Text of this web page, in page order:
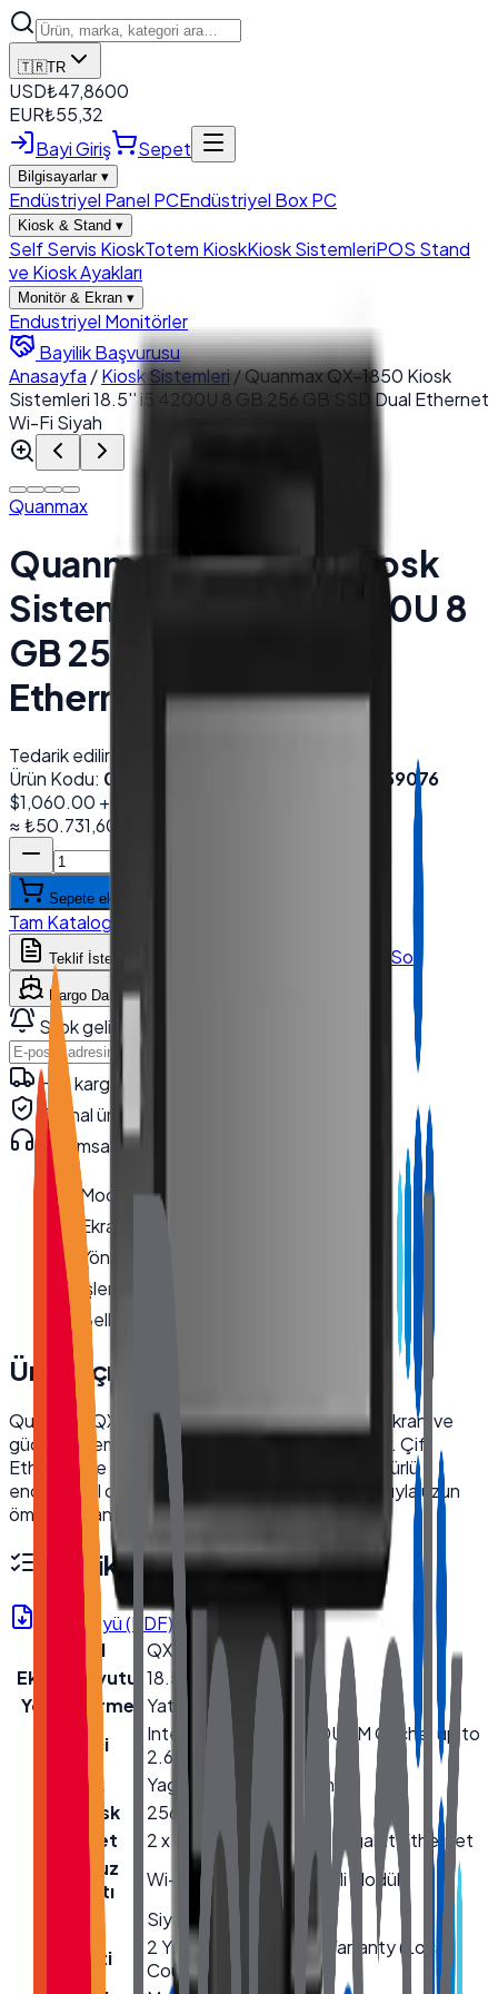
🇹🇷TR
USD₺47,8600
EUR₺55,32
Bayi Giriş
Sepet
Bilgisayarlar ▾
Endüstriyel Panel PCEndüstriyel Box PC
Kiosk & Stand ▾
Self Servis KioskTotem KioskKiosk SistemleriPOS Stand
ve Kiosk Ayakları
Monitör & Ekran ▾
Endustriyel Monitörler
Bayilik Başvurusu
Anasayfa /Kiosk Sistemleri/Quanmax QX-1850 Kiosk
Sistemleri 18.5'' i5 4200U 8 GB 256 GB SSD Dual Ethernet
Wi-Fi Siyah
Quanmax
Quanmax QX-1850 Kiosk
Sistemleri 18.5'' i5 4200U 8
GB 256 GB SSD Dual
Ethernet Wi-Fi Siyah
Tedarik edilir
Ürün Kodu: 002049
8684278859076
$1,060.00 + KDV
≈₺50.731,60
Sepete ekle
Tam Katalog
Teklif İste WhatsApp'tan Sor
Kargo Dahil Fiyat Hesapla
Stok gelince haber ver
Hızlı kargo · kurumsal teslimat
Orijinal ürün · garanti
Kurumsal teknik destek
Model :QX-1850
Ekran Boyutu
Yönlendirme
İşlemci
Bellek
Ürün Açıklaması
Quanmax QX-1850 endüstriyel kiosk, 18.5 inç ekranı ve
güçlü I5 işlemcisiyle kesintisiz performans sunar. Çift
Ethernet ve Wi-Fi bağlantı seçenekleriyle her türlü
endüstriyel ortama uyum sağlar. Dayanıklı yapısıyla uzun
ömürlü kullanım için idealdir.
Teknik Özellikler
Ürün Föyü (PDF)
Model
QX-1850
Ekran Boyutu 18.5''
Yönlendirme Yatay
İşlemci
Intel® Core™ i5-4200U 3M Cache, up to
2.60 GHz
Bellek
Yageo 8GB DDR3 Ram
Hard Disk
256GB SSD
Ethernet
2 x 10/100/1000 Mbps Gigabit Ethernet
Kablosuz
Bağlantı
Wi-Fi + Bluetooth (Dahili Modül)
Siyah
Garanti
2 Yıl Garanti / 2 Years Warranty (Local
Country)